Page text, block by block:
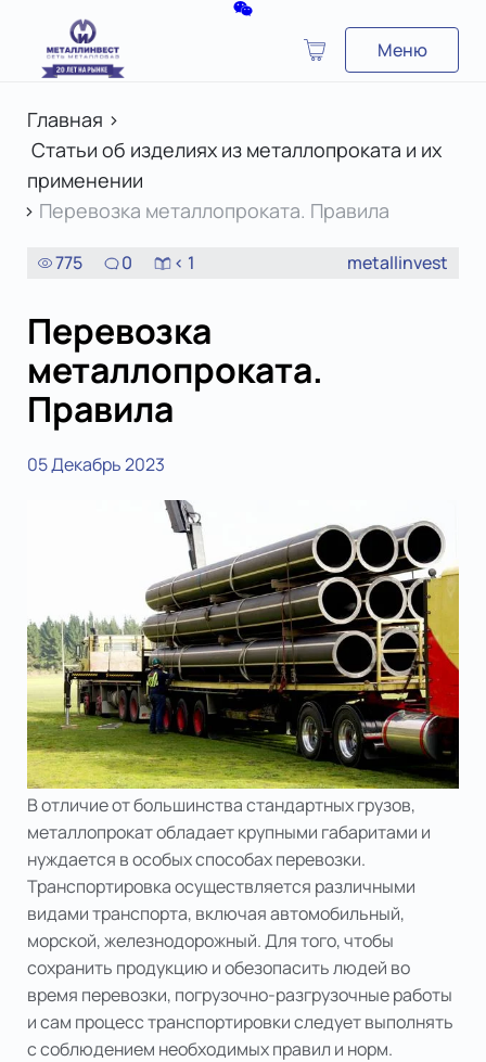
Меню
Главная >
Статьи об изделиях из металлопроката и их
применении
> Перевозка металлопроката. Правила
775 0 < 1 metallinvest
Перевозка
металлопроката.
Правила
05 Декабрь 2023
В отличие от большинства стандартных грузов,
металлопрокат обладает крупными габаритами и
нуждается в особых способах перевозки.
Транспортировка осуществляется различными
видами транспорта, включая автомобильный,
морской, железнодорожный. Для того, чтобы
сохранить продукцию и обезопасить людей во
время перевозки, погрузочно-разгрузочные работы
и сам процесс транспортировки следует выполнять
с соблюдением необходимых правил и норм.